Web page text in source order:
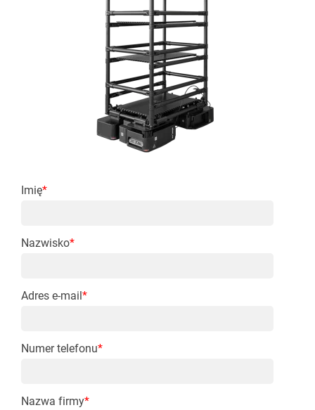
Imię*
Nazwisko*
Adres e-mail*
Numer telefonu*
Nazwa firmy*